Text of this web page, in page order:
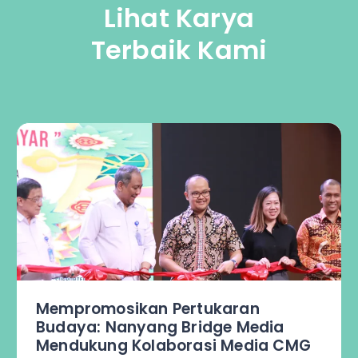
Lihat Karya
Terbaik Kami
Pertukaran
Nanyang Bridge Media
Kolaborasi Media CMG
JD.ID